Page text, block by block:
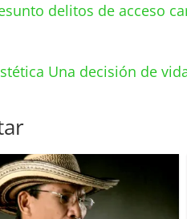
delitos de acceso
Una decisión de